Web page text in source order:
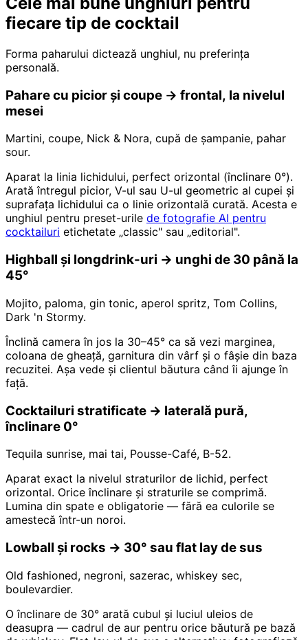
fiecare tip de cocktail
Forma paharului dictează unghiul, nu preferința
personală.
Pahare cu picior și coupe → frontal, la nivelul
mesei
Martini, coupe, Nick & Nora, cupă de șampanie, pahar
sour.
Aparat la linia lichidului, perfect orizontal (înclinare 0°).
Arată întregul picior, V-ul sau U-ul geometric al cupei și
suprafața lichidului ca o linie orizontală curată. Acesta e
unghiul pentru preset-urile de fotografie AI pentru
cocktailuri etichetate „classic" sau „editorial".
Highball și longdrink-uri → unghi de 30 până la
45°
Mojito, paloma, gin tonic, aperol spritz, Tom Collins,
Dark 'n Stormy.
Înclină camera în jos la 30–45° ca să vezi marginea,
coloana de gheață, garnitura din vârf și o fâșie din baza
recuzitei. Așa vede și clientul băutura când îi ajunge în
față.
Cocktailuri stratificate → laterală pură,
înclinare 0°
Tequila sunrise, mai tai, Pousse-Café, B-52.
Aparat exact la nivelul straturilor de lichid, perfect
orizontal. Orice înclinare și straturile se comprimă.
Lumina din spate e obligatorie — fără ea culorile se
amestecă într-un noroi.
Lowball și rocks → 30° sau flat lay de sus
Old fashioned, negroni, sazerac, whiskey sec,
boulevardier.
O înclinare de 30° arată cubul și luciul uleios de
deasupra — cadrul de aur pentru orice băutură pe bază